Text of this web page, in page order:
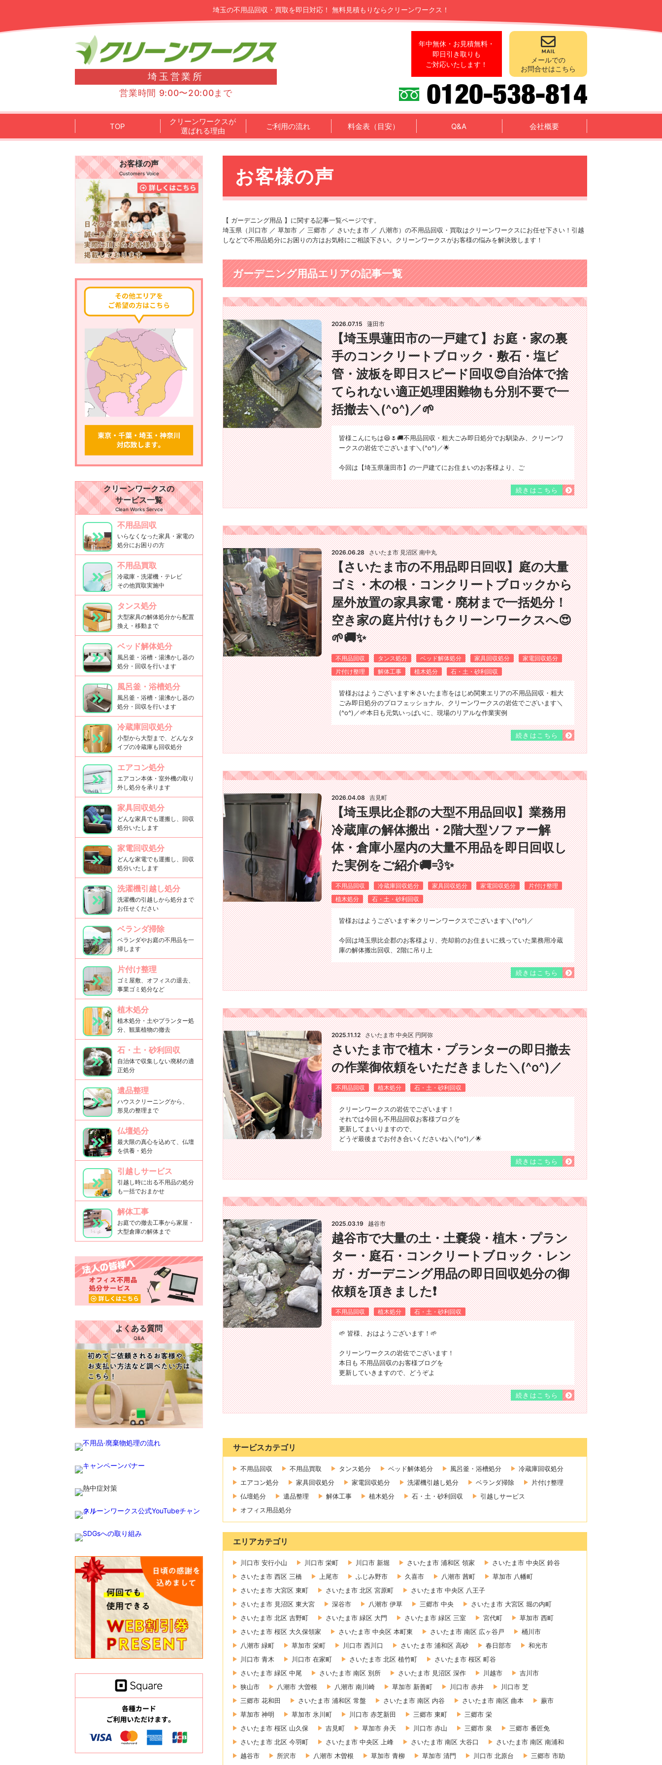
埼玉の不用品回収・買取を即日対応！ 無料見積もりならクリーンワークス！
埼玉営業所
営業時間 9:00〜20:00まで
年中無休・お見積無料・
即日引き取りも
ご対応いたします！
メールでの
お問合せはこちら
TOP
クリーンワークスが
選ばれる理由
ご利用の流れ 料金表（目安） Q&A 会社概要
お客様の声
【 ガーデニング用品 】に関する記事一覧ページです。
埼玉県（川口市 ／ 草加市 ／ 三郷市 ／ さいたま市 ／ 八潮市）の不用品回収・買取はクリーンワークスにお任せ下さい！引越
しなどで不用品処分にお困りの方はお気軽にご相談下さい。クリーンワークスがお客様の悩みを解決致します！
ガーデニング用品エリアの記事一覧
2026.07.15 蓮田市
【埼玉県蓮田市の一戸建て】お庭・家の裏
手のコンクリートブロック・敷石・塩ビ
管・波板を即日スピード回収😍自治体で捨
てられない適正処理困難物も分別不要で一
括撤去＼(^o^)／🌱
皆様こんにちは😆🌷🚚不用品回収・粗大ごみ即日処分でお馴染み、クリーンワ
ークスの岩佐でございます＼(^o^)／🌟
今回は【埼玉県蓮田市】の一戸建てにお住まいのお客様より、ご
続きはこちら
2026.06.28 さいたま市 見沼区 南中丸
【さいたま市の不用品即日回収】庭の大量
ゴミ・木の根・コンクリートブロックから
屋外放置の家具家電・廃材まで一括処分！
空き家の庭片付けもクリーンワークスへ😍
🌱🚚✨
不用品回収 タンス処分 ベッド解体処分 家具回収処分
家電回収処分
片付け整理
解体工事 植木処分 石・土・砂利回収
皆様おはようございます☀️さいたま市をはじめ関東エリアの不用品回収・粗大
ごみ即日処分のプロフェッショナル、クリーンワークスの岩佐でございます＼
(^o^)／🌱本日も元気いっぱいに、現場のリアルな作業実例
続きはこちら
2026.04.08 吉見町
【埼玉県比企郡の大型不用品回収】業務用
冷蔵庫の解体搬出・2階大型ソファー解
体・倉庫小屋内の大量不用品を即日回収し
た実例をご紹介🚚💨✨
不用品回収 冷蔵庫回収処分 家具回収処分 家電回収処分
片付け整理
植木処分
石・土・砂利回収
皆様おはようございます☀️クリーンワークスでございます＼(^o^)／
今回は埼玉県比企郡のお客様より、売却前のお住まいに残っていた業務用冷蔵
庫の解体搬出回収、2階に吊り上
続きはこちら
2025.11.12 さいたま市 中央区 円阿弥
さいたま市で植木・プランターの即日撤去
の作業御依頼をいただきました＼(^o^)／
不用品回収 植木処分 石・土・砂利回収
クリーンワークスの岩佐でございます！
それでは今回も不用品回収お客様ブログを
更新してまいりますので、
どうぞ最後までお付き合いくださいね＼(^o^)／🌟
続きはこちら
2025.03.19 越谷市
越谷市で大量の土・土嚢袋・植木・プラン
ター・庭石・コンクリートブロック・レン
ガ・ガーデニング用品の即日回収処分の御
依頼を頂きました❗
不用品回収 植木処分 石・土・砂利回収
🌱 皆様、おはようございます！🌱
クリーンワークスの岩佐でございます！
本日も 不用品回収のお客様ブログを
更新していきますので、どうぞよ
続きはこちら
サービスカテゴリ
不用品回収 不用品買取 タンス処分 ベッド解体処分 風呂釜・浴槽処分
冷蔵庫回収処分
エアコン処分
家具回収処分 家電回収処分 洗濯機引越し処分 ベランダ掃除
片付け整理
仏壇処分
遺品整理 解体工事 植木処分 石・土・砂利回収
引越しサービス
オフィス用品処分
エリアカテゴリ
川口市 安行小山 川口市 栄町 川口市 新堀 さいたま市 浦和区 領家
さいたま市 中央区 鈴谷
さいたま市 西区 三橋
上尾市 ふじみ野市 久喜市 八潮市 茜町
草加市 八幡町
さいたま市 大宮区 東町
さいたま市 北区 宮原町
さいたま市 中央区 八王子
さいたま市 見沼区 東大宮
深谷市 八潮市 伊草 三郷市 中央
さいたま市 大宮区 堀の内町
さいたま市 北区 吉野町
さいたま市 緑区 大門 さいたま市 緑区 三室 宮代町
草加市 西町
さいたま市 桜区 大久保領家
さいたま市 中央区 本町東 さいたま市 南区 広ヶ谷戸
桶川市
八潮市 緑町
草加市 栄町 川口市 西川口 さいたま市 浦和区 高砂 春日部市
和光市
川口市 青木
川口市 在家町 さいたま市 北区 植竹町
さいたま市 桜区 町谷
さいたま市 緑区 中尾
さいたま市 南区 別所 さいたま市 見沼区 深作 川越市
吉川市
狭山市
八潮市 大曽根 八潮市 南川崎 草加市 新善町 川口市 赤井
川口市 芝
三郷市 花和田
さいたま市 浦和区 常盤 さいたま市 南区 内谷 さいたま市 南区 曲本
蕨市
草加市 神明
草加市 氷川町 川口市 赤芝新田 三郷市 東町
三郷市 栄
さいたま市 桜区 山久保
吉見町 草加市 弁天 川口市 赤山 三郷市 泉
三郷市 番匠免
さいたま市 北区 今羽町
さいたま市 中央区 上峰 さいたま市 南区 大谷口
さいたま市 南区 南浦和
越谷市
所沢市 八潮市 木曽根 草加市 青柳 草加市 清門 川口市 北原台 三郷市 市助
お客様の声
Customers Voice
クリーンワークスの
サービス一覧
Clean Works Servce
不用品回収
いらなくなった家具・家電の
処分にお困りの方
不用品買取
冷蔵庫・洗濯機・テレビ
その他買取実施中
タンス処分
大型家具の解体処分から配置
換え・移動まで
ベッド解体処分
風呂釜・浴槽・湯沸かし器の
処分・回収を行います
風呂釜・浴槽処分
風呂釜・浴槽・湯沸かし器の
処分・回収を行います
冷蔵庫回収処分
小型から大型まで、どんなタ
イプの冷蔵庫も回収処分
エアコン処分
エアコン本体・室外機の取り
外し処分を承ります
家具回収処分
どんな家具でも運搬し、回収
処分いたします
家電回収処分
どんな家電でも運搬し、回収
処分いたします
洗濯機引越し処分
洗濯機の引越しから処分まで
お任せください
ベランダ掃除
ベランダやお庭の不用品を一
掃します
片付け整理
ゴミ屋敷、オフィスの退去、
事業ゴミ処分など
植木処分
植木処分・土やプランター処
分、観葉植物の撤去
石・土・砂利回収
自治体で収集しない廃材の適
正処分
遺品整理
ハウスクリーニングから、
形見の整理まで
仏壇処分
最大限の真心を込めて、仏壇
を供養・処分
引越しサービス
引越し時に出る不用品の処分
も一括でおまかせ
解体工事
お庭での撤去工事から家屋・
大型倉庫の解体まで
よくある質問
Q&A